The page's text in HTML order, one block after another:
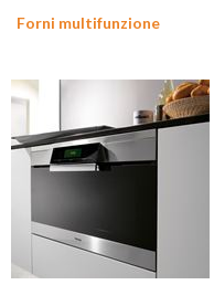
Forni multifunzione